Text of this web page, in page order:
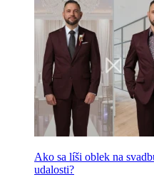
Ako sa líši oblek na
udalosti?